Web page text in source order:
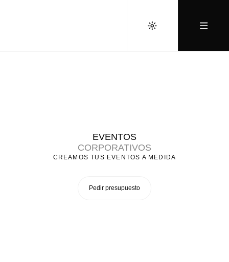
EVENTOS
CORPORATIVOS
CREAMOS TUS EVENTOS A MEDIDA
Pedir presupuesto